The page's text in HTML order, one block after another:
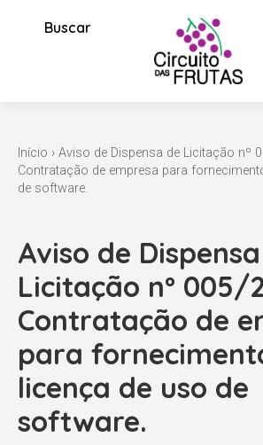
Buscar
Início › Aviso de Dispensa de Licitação nº
Contratação de empresa para
de software.
Aviso de
Licitação nº 005/
Contratação de
para
licença de uso de
software.